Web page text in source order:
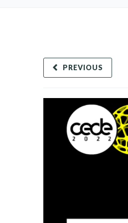
PREVIOUS